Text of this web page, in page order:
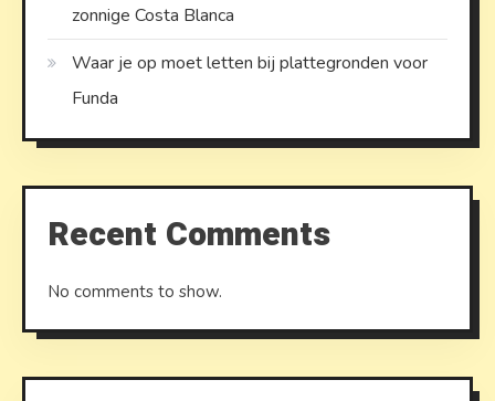
zonnige Costa Blanca
Waar je op moet letten bij plattegronden voor
Funda
Recent Comments
No comments to show.